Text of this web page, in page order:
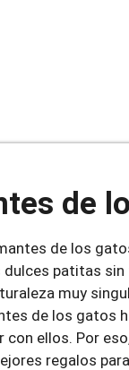
de
de los
patitas
muy
de los gatos
ellos. Por
regalos